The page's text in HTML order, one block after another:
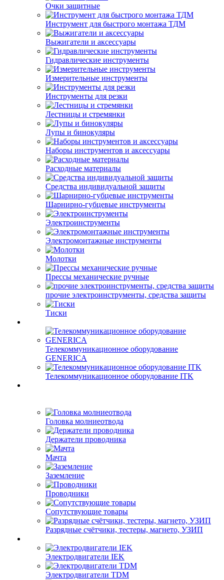
Очки защитные
Инструмент для быстрого монтажа ТДМ
Выжигатели и аксессуары
Гидравлические инструменты
Измерительные инструменты
Инструменты для резки
Лестницы и стремянки
Лупы и бинокуляры
Наборы инструментов и аксессуары
Расходные материалы
Средства индивидуальной защиты
Шарнирно-губцевые инструменты
Электроинструменты
Электромонтажные инструменты
Молотки
Прессы механические ручные
прочие электроинструменты, средства защиты
Тиски
Телекоммуникационное оборудование
GENERICA
Телекоммуникационное оборудование ITK
Головка молниеотвода
Держатели проводника
Мачта
Заземление
Проводники
Сопутствующие товары
Разрядные счётчики, тестеры, магнето, УЗИП
Электродвигатели IEK
Электродвигатели TDM